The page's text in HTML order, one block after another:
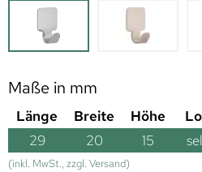
Maße in mm
Länge Breite Höhe
29
20 15
(inkl. MwSt., zzgl. Versand)